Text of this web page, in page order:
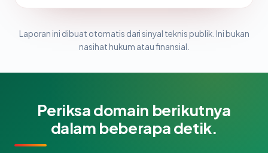
Laporan ini dibuat otomatis dari sinyal teknis publik. Ini bukan
nasihat hukum atau finansial.
Periksa domain berikutnya
dalam beberapa detik.